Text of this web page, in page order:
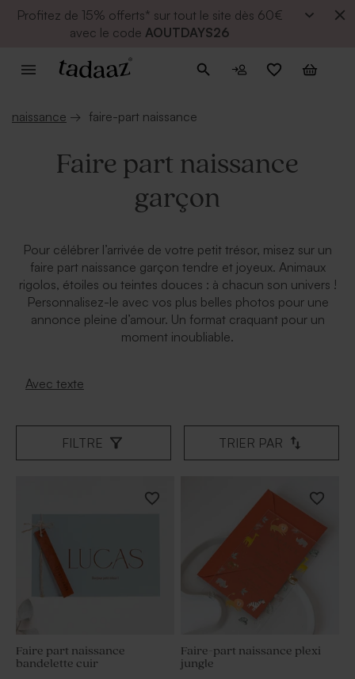
Profitez de 15% offerts* sur tout le site dès 60€
avec le code AOUTDAYS26
naissance → faire-part naissance
Faire part naissance
garçon
Pour célébrer l’arrivée de votre petit trésor, misez sur un
faire part naissance garçon tendre et joyeux. Animaux
rigolos, étoiles ou teintes douces : à chacun son univers !
Personnalisez-le avec vos plus belles photos pour une
annonce pleine d’amour. Un format craquant pour un
moment inoubliable.
Avec texte
FILTRE TRIER PAR
Faire part naissance
bandelette cuir
Faire-part naissance plexi
jungle